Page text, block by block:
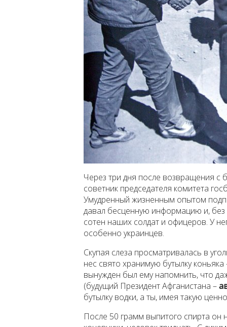
Через три дня после возвращения
советник председателя комитета
Умудренный жизненным опытом
давал бесценную информацию и, без
сотен наших солдат и офицеров. У
особенно украинцев.
Скупая слеза просматривалась в
нес свято хранимую бутылку
вынужден был ему напомнить, что
(будущий Президент Афганистана –
бутылку водки, а ты, имея такую
После 50 грамм выпитого спирта он